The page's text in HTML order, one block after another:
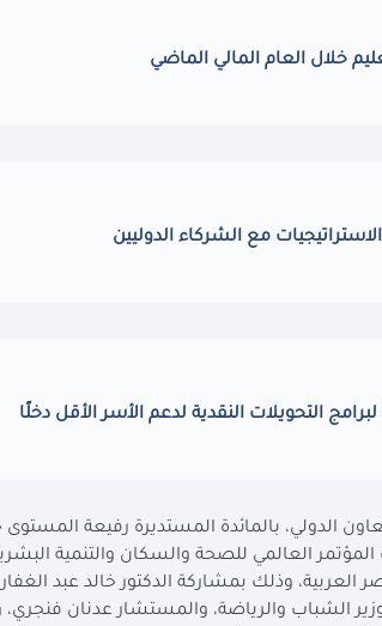
خلال العام المالي الماضي
مع الشركاء الدوليين
التحويلات النقدية لدعم الأسر الأقل دخلًا
الدولي، بالمائدة المستديرة رفيعة
العالمي للصحة والسكان والتنمية
وذلك بمشاركة الدكتور خالد عبد
الشباب والرياضة، والمستشار عدنان فنجري،